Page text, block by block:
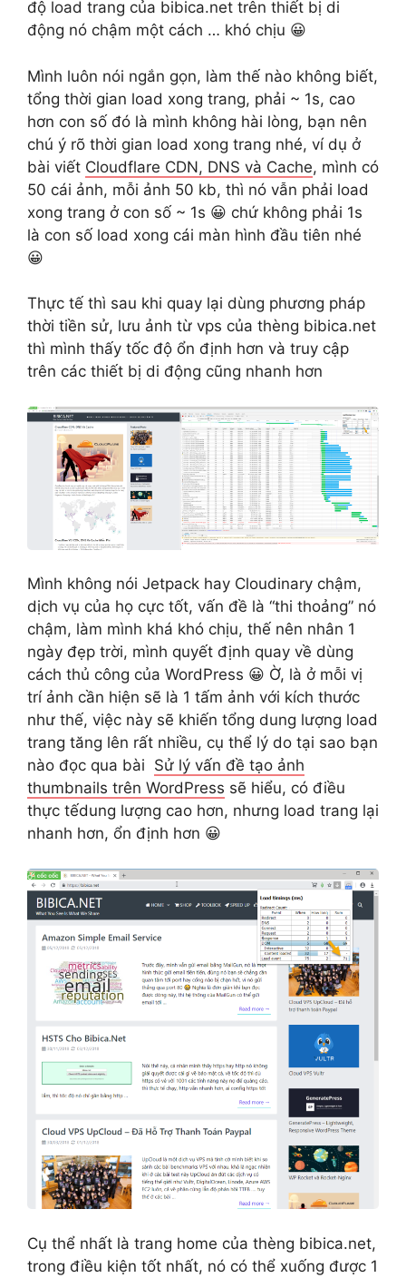
độ load trang của bibica.net trên thiết bị di
động nó chậm một cách … khó chịu 😀
Mình luôn nói ngắn gọn, làm thế nào không biết,
tổng thời gian load xong trang, phải ~ 1s, cao
hơn con số đó là mình không hài lòng, bạn nên
chú ý rõ thời gian load xong trang nhé, ví dụ ở
bài viết Cloudflare CDN, DNS và Cache, mình có
50 cái ảnh, mỗi ảnh 50 kb, thì nó vẫn phải load
xong trang ở con số ~ 1s 😀 chứ không phải 1s
là con số load xong cái màn hình đầu tiên nhé
😀
Thực tế thì sau khi quay lại dùng phương pháp
thời tiền sử, lưu ảnh từ vps của thèng bibica.net
thì mình thấy tốc độ ổn định hơn và truy cập
trên các thiết bị di động cũng nhanh hơn
Mình không nói Jetpack hay Cloudinary chậm,
dịch vụ của họ cực tốt, vấn đề là “thi thoảng” nó
chậm, làm mình khá khó chịu, thế nên nhân 1
ngày đẹp trời, mình quyết định quay về dùng
cách thủ công của WordPress 😀 Ờ, là ở mỗi vị
trí ảnh cần hiện sẽ là 1 tấm ảnh với kích thước
như thế, việc này sẽ khiến tổng dung lượng load
trang tăng lên rất nhiều, cụ thể lý do tại sao bạn
nào đọc qua bài Sử lý vấn đề tạo ảnh
thumbnails trên WordPress sẽ hiểu, có điều
thực tếdung lượng cao hơn, nhưng load trang lại
nhanh hơn, ổn định hơn 😀
Cụ thể nhất là trang home của thèng bibica.net,
trong điều kiện tốt nhất, nó có thể xuống được 1